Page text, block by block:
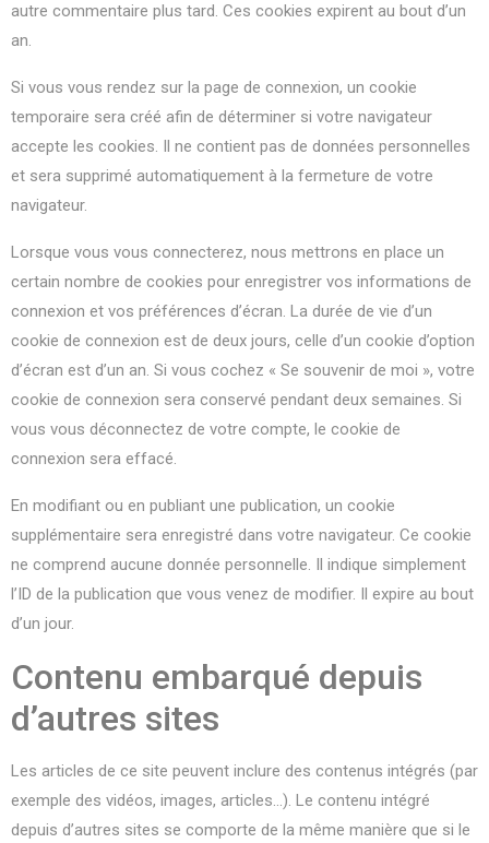
autre commentaire plus tard. Ces cookies expirent au bout d’un
an.
Si vous vous rendez sur la page de connexion, un cookie
temporaire sera créé afin de déterminer si votre navigateur
accepte les cookies. Il ne contient pas de données personnelles
et sera supprimé automatiquement à la fermeture de votre
navigateur.
Lorsque vous vous connecterez, nous mettrons en place un
certain nombre de cookies pour enregistrer vos informations de
connexion et vos préférences d’écran. La durée de vie d’un
cookie de connexion est de deux jours, celle d’un cookie d’option
d’écran est d’un an. Si vous cochez « Se souvenir de moi », votre
cookie de connexion sera conservé pendant deux semaines. Si
vous vous déconnectez de votre compte, le cookie de
connexion sera effacé.
En modifiant ou en publiant une publication, un cookie
supplémentaire sera enregistré dans votre navigateur. Ce cookie
ne comprend aucune donnée personnelle. Il indique simplement
l’ID de la publication que vous venez de modifier. Il expire au bout
d’un jour.
Contenu embarqué depuis
d’autres sites
Les articles de ce site peuvent inclure des contenus intégrés (par
exemple des vidéos, images, articles…). Le contenu intégré
depuis d’autres sites se comporte de la même manière que si le